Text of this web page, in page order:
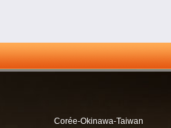
Corée-Okinawa-Taiwan